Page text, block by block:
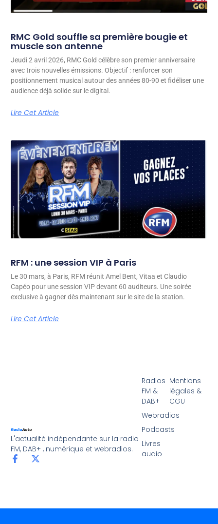
RMC Gold souffle sa première bougie et
muscle son antenne
Jeudi 2 avril 2026, RMC Gold célèbre son premier anniversaire
avec trois nouvelles émissions. Objectif : renforcer son
positionnement musical autour des années 80-90 et fidéliser une
audience déjà solide sur le digital.
Lire Cet Article
RFM : une session VIP à Paris
Le 30 mars, à Paris, RFM réunit Amel Bent, Vitaa et Claudio
Capéo pour une session VIP devant 60 auditeurs. Une soirée
exclusive à gagner dès maintenant sur le site de la station.
Lire Cet Article
L'actualité indépendante sur la radio
FM, DAB+ , numérique et webradios.
Radios
FM &
DAB+
Webradios
Podcasts
Livres
audio
Mentions
légales &
CGU